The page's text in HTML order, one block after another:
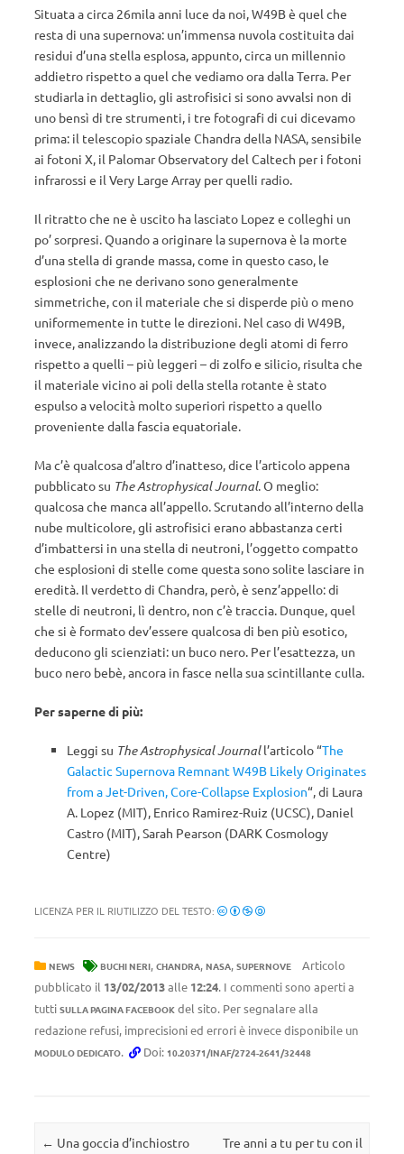
Situata a circa 26mila anni luce da noi, W49B è quel che
resta di una supernova: un’immensa nuvola costituita dai
residui d’una stella esplosa, appunto, circa un millennio
addietro rispetto a quel che vediamo ora dalla Terra. Per
studiarla in dettaglio, gli astrofisici si sono avvalsi non di
uno bensì di tre strumenti, i tre fotografi di cui dicevamo
prima: il telescopio spaziale Chandra della NASA, sensibile
ai fotoni X, il Palomar Observatory del Caltech per i fotoni
infrarossi e il Very Large Array per quelli radio.
Il ritratto che ne è uscito ha lasciato Lopez e colleghi un
po’ sorpresi. Quando a originare la supernova è la morte
d’una stella di grande massa, come in questo caso, le
esplosioni che ne derivano sono generalmente
simmetriche, con il materiale che si disperde più o meno
uniformemente in tutte le direzioni. Nel caso di W49B,
invece, analizzando la distribuzione degli atomi di ferro
rispetto a quelli – più leggeri – di zolfo e silicio, risulta che
il materiale vicino ai poli della stella rotante è stato
espulso a velocità molto superiori rispetto a quello
proveniente dalla fascia equatoriale.
Ma c’è qualcosa d’altro d’inatteso, dice l’articolo appena
pubblicato su The Astrophysical Journal. O meglio:
qualcosa che manca all’appello. Scrutando all’interno della
nube multicolore, gli astrofisici erano abbastanza certi
d’imbattersi in una stella di neutroni, l’oggetto compatto
che esplosioni di stelle come questa sono solite lasciare in
eredità. Il verdetto di Chandra, però, è senz’appello: di
stelle di neutroni, lì dentro, non c’è traccia. Dunque, quel
che si è formato dev’essere qualcosa di ben più esotico,
deducono gli scienziati: un buco nero. Per l’esattezza, un
buco nero bebè, ancora in fasce nella sua scintillante culla.
Per saperne di più:
Leggi su The Astrophysical Journall’articolo “The
Galactic Supernova Remnant W49B Likely Originates
from a Jet-Driven, Core-Collapse Explosion“, di Laura
A. Lopez (MIT), Enrico Ramirez-Ruiz (UCSC), Daniel
Castro (MIT), Sarah Pearson (DARK Cosmology
Centre)
LICENZA PER IL RIUTILIZZO DEL TESTO:
NEWS BUCHI NERI, CHANDRA, NASA, SUPERNOVE
Articolo
pubblicato il 13/02/2013alle 12:24. I commenti sono aperti a
tutti SULLA PAGINA FACEBOOK del sito. Per segnalare alla
redazione refusi, imprecisioni ed errori è invece disponibile un
MODULO DEDICATO. Doi: 10.20371/INAF/2724-2641/32448
Navigazione articolo
← Una goccia d’inchiostro Tre anni a tu per tu con il